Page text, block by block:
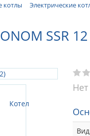
котлы Электрические
SSR 12